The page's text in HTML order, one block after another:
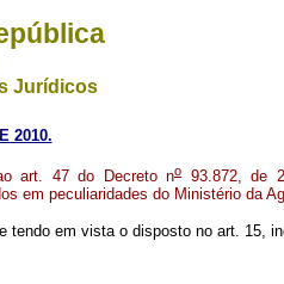
Jurídicos
2010.
art. 47 do Decreto no
93.872, de
em peculiaridades do Ministério da
tendo em vista o disposto no art. 15,